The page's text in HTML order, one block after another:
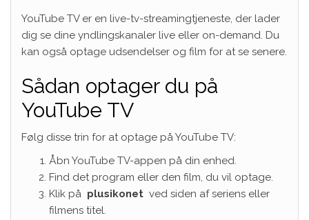
YouTube TV er en live-tv-streamingtjeneste, der lader
dig se dine yndlingskanaler live eller on-demand. Du
kan også optage udsendelser og film for at se senere.
Sådan optager du på
YouTube TV
Følg disse trin for at optage på YouTube TV:
Åbn YouTube TV-appen på din enhed.
Find det program eller den film, du vil optage.
Klik på plusikonet ved siden af ​​seriens eller
filmens titel.